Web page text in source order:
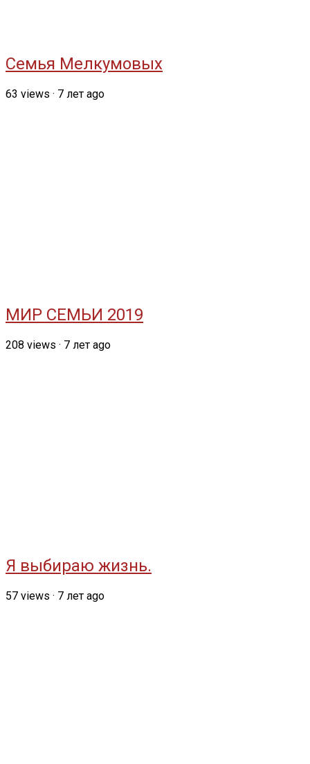
Семья Мелкумовых
63 views · 7 лет ago
МИР СЕМЬИ 2019
208 views · 7 лет ago
Я выбираю жизнь.
57 views · 7 лет ago